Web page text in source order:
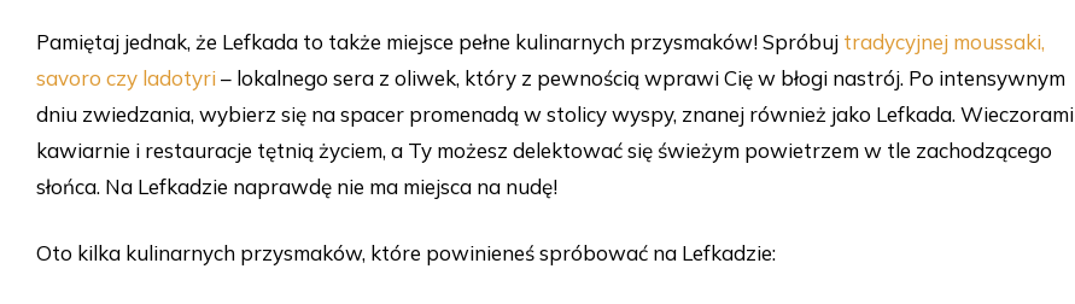
Pamiętaj jednak, że Lefkada to także miejsce pełne kulinarnych przysmaków! Spróbuj tradycyjnej moussaki,
savoro czy ladotyri – lokalnego sera z oliwek, który z pewnością wprawi Cię w błogi nastrój. Po intensywnym
dniu zwiedzania, wybierz się na spacer promenadą w stolicy wyspy, znanej również jako Lefkada. Wieczorami
kawiarnie i restauracje tętnią życiem, a Ty możesz delektować się świeżym powietrzem w tle zachodzącego
słońca. Na Lefkadzie naprawdę nie ma miejsca na nudę!
Oto kilka kulinarnych przysmaków, które powinieneś spróbować na Lefkadzie: